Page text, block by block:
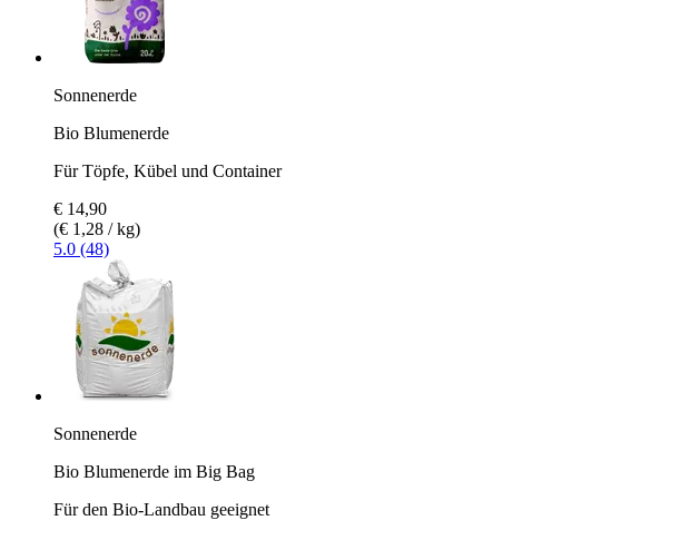
Sonnenerde
Bio Blumenerde
Für Töpfe, Kübel und Container
€ 14,90
(€ 1,28 / kg)
5.0 (48)
Sonnenerde
Bio Blumenerde im Big Bag
Für den Bio-Landbau geeignet